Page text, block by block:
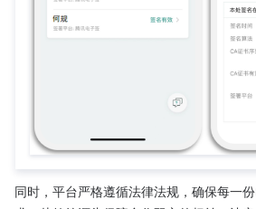
同时，平台严格遵循法律法规，确保每一